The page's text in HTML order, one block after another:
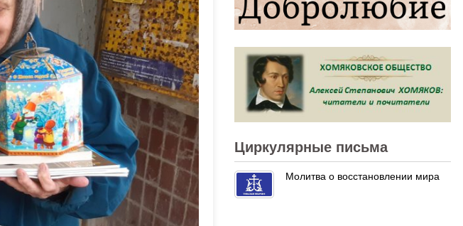
Циркулярные письма
Молитва о восстановлении мира